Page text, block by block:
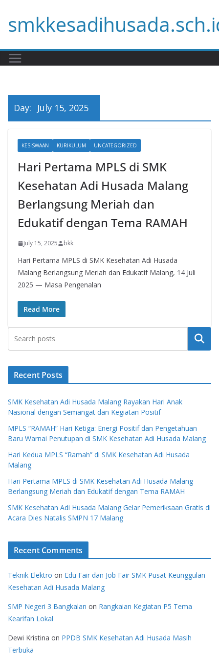
content
Day: July 15, 2025
KESISWAAN KURIKULUM UNCATEGORIZED
Hari Pertama MPLS di SMK
Kesehatan Adi Husada Malang
Berlangsung Meriah dan
Edukatif dengan Tema RAMAH
July 15, 2025 bkk
Hari Pertama MPLS di SMK Kesehatan Adi Husada
Malang Berlangsung Meriah dan Edukatif Malang, 14 Juli
2025 — Masa Pengenalan
Read More
Search
Recent Posts
SMK Kesehatan Adi Husada Malang Rayakan Hari Anak
Nasional dengan Semangat dan Kegiatan Positif
MPLS “RAMAH” Hari Ketiga: Energi Positif dan Pengetahuan
Baru Warnai Penutupan di SMK Kesehatan Adi Husada Malang
Hari Kedua MPLS “Ramah” di SMK Kesehatan Adi Husada
Malang
Hari Pertama MPLS di SMK Kesehatan Adi Husada Malang
Berlangsung Meriah dan Edukatif dengan Tema RAMAH
SMK Kesehatan Adi Husada Malang Gelar Pemeriksaan Gratis di
Acara Dies Natalis SMPN 17 Malang
Recent Comments
Teknik Elektro on Edu Fair dan Job Fair SMK Pusat Keunggulan
Kesehatan Adi Husada Malang
SMP Negeri 3 Bangkalan on Rangkaian Kegiatan P5 Tema
Kearifan Lokal
Dewi Kristina on PPDB SMK Kesehatan Adi Husada Masih
Terbuka